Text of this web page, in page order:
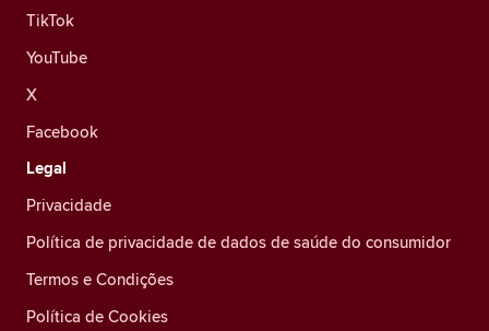
TikTok
YouTube
X
Facebook
Legal
Privacidade
Política de privacidade de dados de saúde do consumidor
Termos e Condições
Política de Cookies